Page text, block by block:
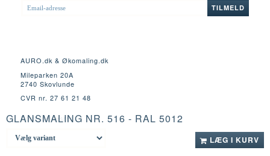
ADRESSE
TILMELD
AURO.dk & Økomaling.dk
Mileparken 20A
2740 Skovlunde
CVR nr. 27 61 21 48
Fortrydelsesret
GLANSMALING NR. 516 - RAL 5012
LÆG I KURV